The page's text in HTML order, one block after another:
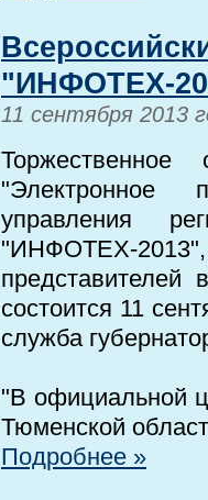
"ИНФОТЕХ-
11 сентября 2013
Торжественное
"Электронное
управления
"ИНФОТЕХ-
представителей
состоится 11
служба
"В официальной
Тюменской
Подробнее »